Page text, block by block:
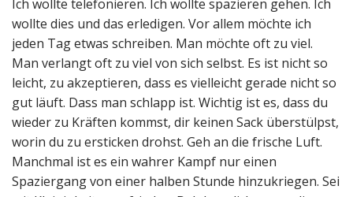
Ich wollte telefonieren. Ich wollte spazieren gehen. Ich
wollte dies und das erledigen. Vor allem möchte ich
jeden Tag etwas schreiben. Man möchte oft zu viel.
Man verlangt oft zu viel von sich selbst. Es ist nicht so
leicht, zu akzeptieren, dass es vielleicht gerade nicht so
gut läuft. Dass man schlapp ist. Wichtig ist es, dass du
wieder zu Kräften kommst, dir keinen Sack überstülpst,
worin du zu ersticken drohst. Geh an die frische Luft.
Manchmal ist es ein wahrer Kampf nur einen
Spaziergang von einer halben Stunde hinzukriegen. Sei